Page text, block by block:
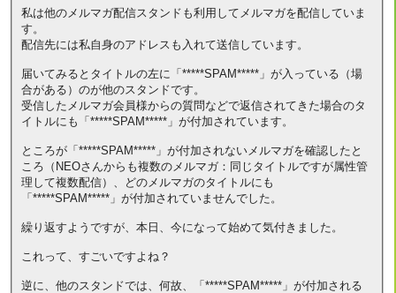
私は他のメルマガ配信スタンドも利用してメルマガを配信していま
す。
配信先には私自身のアドレスも入れて送信しています。
届いてみるとタイトルの左に「*****SPAM*****」が入っている（場
合がある）のが他のスタンドです。
受信したメルマガ会員様からの質問などで返信されてきた場合のタ
イトルにも「*****SPAM*****」が付加されています。
ところが「*****SPAM*****」が付加されないメルマガを確認したと
ころ（NEOさんからも複数のメルマガ：同じタイトルですが属性管
理して複数配信）、どのメルマガのタイトルにも
「*****SPAM*****」が付加されていませんでした。
繰り返すようですが、本日、今になって始めて気付きました。
これって、すごいですよね？
逆に、他のスタンドでは、何故、「*****SPAM*****」が付加される